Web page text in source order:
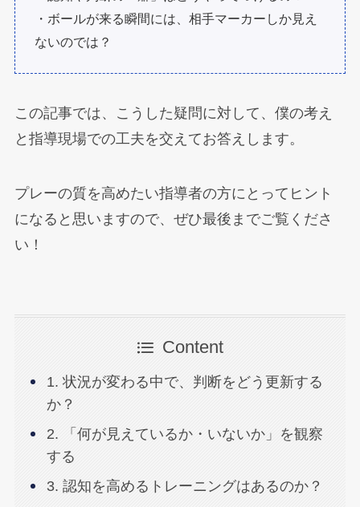
・ボールが来る瞬間には、相手マーカーしか見え
ないのでは？
この記事では、こうした疑問に対して、僕の考え
と指導現場での工夫を交えてお答えします。
プレーの質を高めたい指導者の方にとってヒント
になると思いますので、ぜひ最後までご覧くださ
い！
Content
1. 状況が変わる中で、判断をどう更新する
か？
2. 「何が見えているか・いないか」を観察
する
3. 認知を高めるトレーニングはあるのか？